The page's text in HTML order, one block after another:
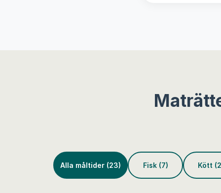
Alla måltider (23) Fisk (7) Kött